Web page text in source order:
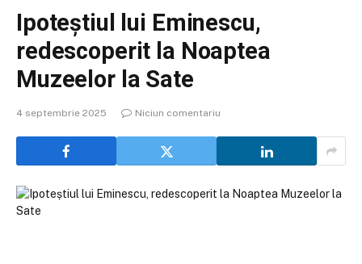
Ipoteștiul lui Eminescu,
redescoperit la Noaptea
Muzeelor la Sate
4 septembrie 2025 Niciun comentariu